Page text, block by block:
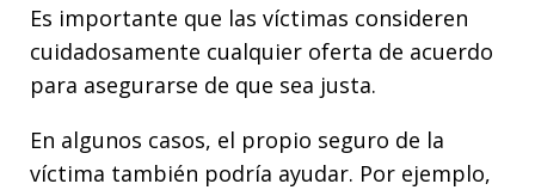
Es importante que las víctimas consideren
cuidadosamente cualquier oferta de acuerdo
para asegurarse de que sea justa.
En algunos casos, el propio seguro de la
víctima también podría ayudar. Por ejemplo,